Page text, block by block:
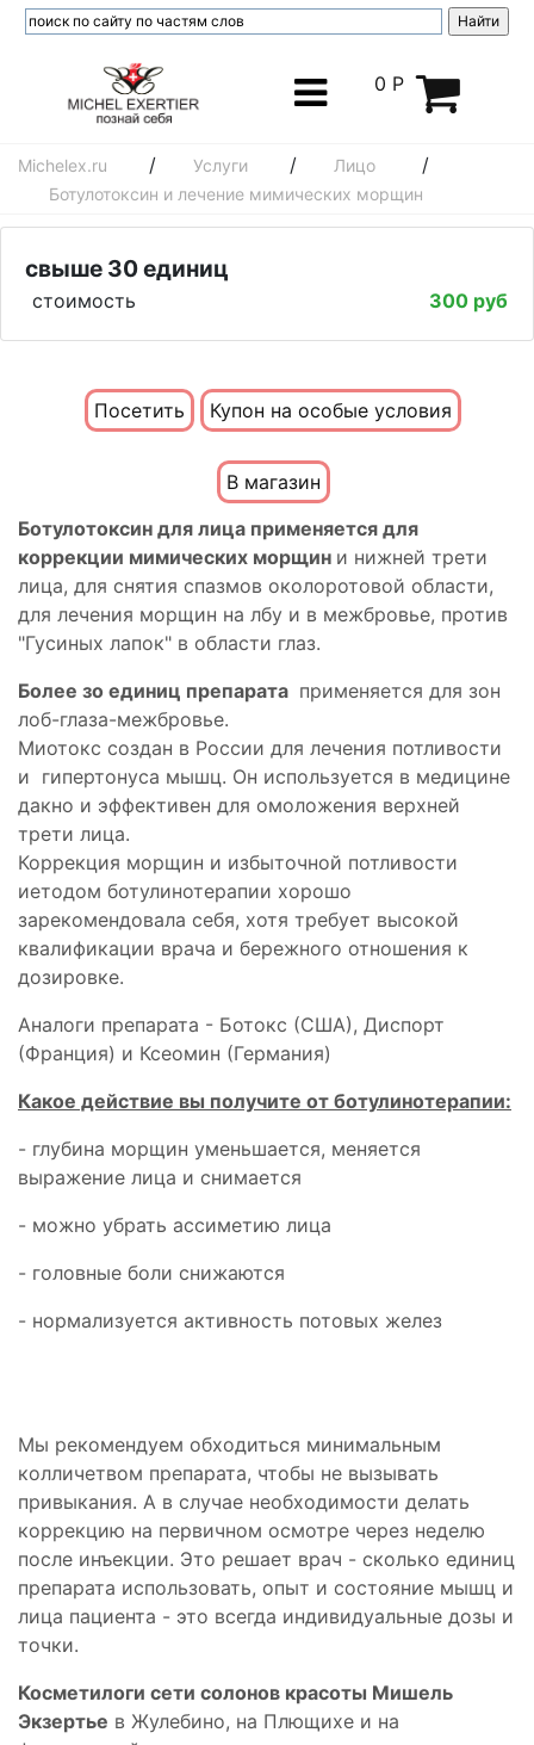
0 Р
Michelex.ru / Услуги / Лицо /
Ботулотоксин и лечение мимических морщин
cвыше 30 единиц
стоимость 300 руб
Посетить Купон на особые условия
В магазин
Ботулотоксин для лица применяется для
коррекции мимических морщин и нижней трети
лица, для снятия спазмов околоротовой области,
для лечения морщин на лбу и в межбровье, против
"Гусиных лапок" в области глаз.
Более зо единиц препарата применяется для зон
лоб-глаза-межбровье.
Миотокс создан в России для лечения потливости
и гипертонуса мышц. Он используется в медицине
дакно и эффективен для омоложения верхней
трети лица.
Коррекция морщин и избыточной потливости
иетодом ботулинотерапии хорошо
зарекомендовала себя, хотя требует высокой
квалификации врача и бережного отношения к
дозировке.
Аналоги препарата - Ботокс (США), Диспорт
(Франция) и Ксеомин (Германия)
Какое действие вы получите от ботулинотерапии:
- глубина морщин уменьшается, меняется
выражение лица и снимается
- можно убрать ассиметию лица
- головные боли снижаются
- нормализуется активность потовых желез
Мы рекомендуем обходиться минимальным
колличетвом препарата, чтобы не вызывать
привыкания. А в случае необходимости делать
коррекцию на первичном осмотре через неделю
после инъекции. Это решает врач - сколько единиц
препарата использовать, опыт и состояние мышц и
лица пациента - это всегда индивидуальные дозы и
точки.
Косметилоги сети солонов красоты Мишель
Экзертье в Жулебино, на Плющихе и на